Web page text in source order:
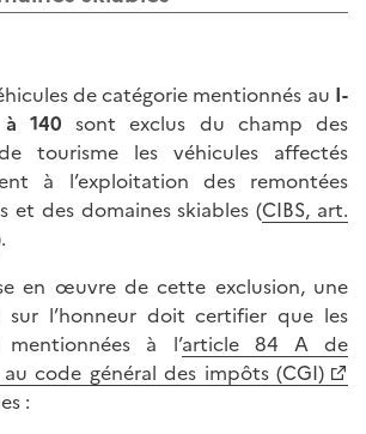
de catégorie mentionnés au I-
à 140 sont exclus du champ des
tourisme les véhicules affectés
à l’exploitation des remontées
et des domaines skiables (CIBS, art.
en œuvre de cette exclusion, une
sur l’honneur doit certifier que les
à l’article 84 A de
au code général des impôts (CGI)
: